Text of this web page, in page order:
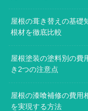
屋根の葺き替えの基礎
根材を徹底比較
屋根塗装の塗料別の費
き2つの注意点
屋根の漆喰補修の費用
を実現する方法